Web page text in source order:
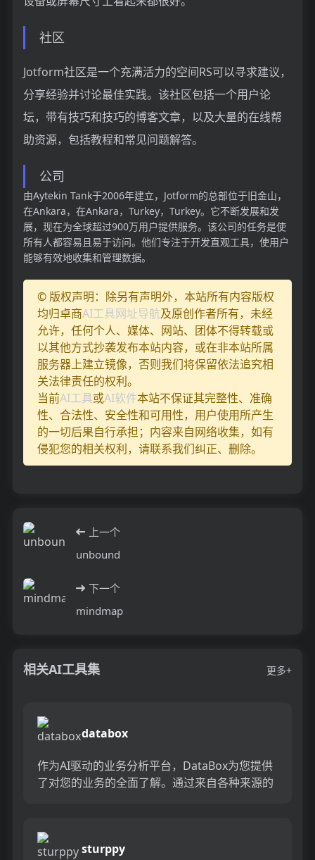
社区
Jotform社区是一个充满活力的空间RS可以寻求建议，
分享经验并讨论最佳实践。该社区包括一个用户论
坛，带有技巧和技巧的博客文章，以及大量的在线帮
助资源，包括教程和常见问题解答。
公司
由Aytekin Tank于2006年建立，Jotform的总部位于旧金山，
在Ankara，在Ankara，Turkey，Turkey。它不断发展和发
展，现在为全球超过900万用户提供服务。该公司的任务是使
所有人都容易且易于访问。他们专注于开发直观工具，使用户
能够有效地收集和管理数据。
© 版权声明：除另有声明外，本站所有内容版权
均归卓商AI工具网址导航及原创作者所有，未经
允许，任何个人、媒体、网站、团体不得转载或
以其他方式抄袭发布本站内容，或在非本站所属
服务器上建立镜像，否则我们将保留依法追究相
关法律责任的权利。
当前AI工具或AI软件本站不保证其完整性、准确
性、合法性、安全性和可用性，用户使用所产生
的一切后果自行承担；内容来自网络收集，如有
侵犯您的相关权利，请联系我们纠正、删除。
上一个
unbound
下一个
mindmap
相关AI工具集 更多+
databox
作为AI驱动的业务分析平台，DataBox为您提供
了对您的业务的全面了解。通过来自各种来源的
sturppy